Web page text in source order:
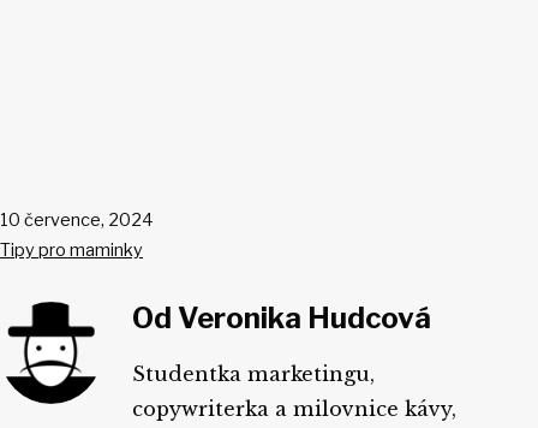
Publikováno
10 července, 2024
V
Tipy pro maminky
Od Veronika Hudcová
Studentka marketingu,
copywriterka a milovnice kávy,